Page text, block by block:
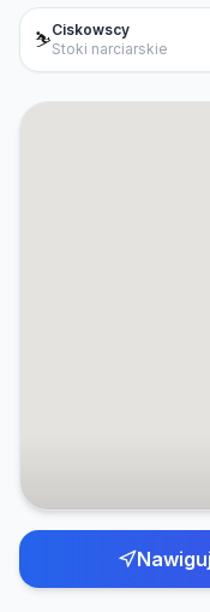
⛷️Ciskowscy
Stoki narciarskie